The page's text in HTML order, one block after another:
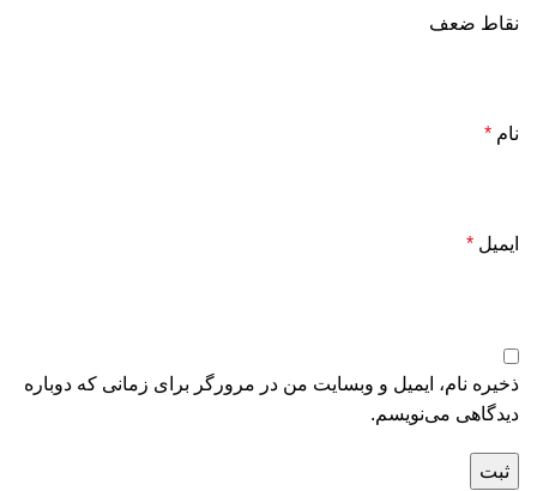
نقاط ضعف
نام *
ایمیل *
ذخیره نام، ایمیل و وبسایت من در مرورگر برای زمانی که دوباره
دیدگاهی می‌نویسم.